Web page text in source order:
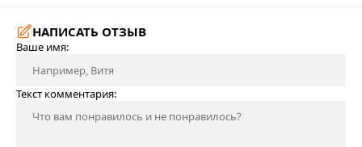
НАПИСАТЬ ОТЗЫВ
Ваше имя:
Текст комментария: